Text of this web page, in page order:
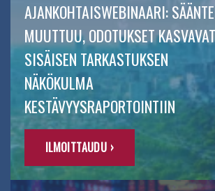
AJANKOHTAISWEBINAARI:
MUUTTUU, ODOTUKSET
SISÄISEN TARKASTUKSEN
NÄKÖKULMA
KESTÄVYYSRAPORTOINTIIN
ILMOITTAUDU ›